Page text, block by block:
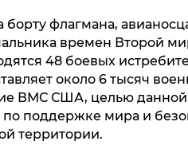
борту флагмана,
времен Второй
48 боевых
около 6 тысяч
ВМС США, целью данной
поддержке мира и
территории.